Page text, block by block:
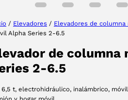
/ Elevadores / Elevadores de columna
Alpha Series 2-6.5
de columna
2-6.5
6,5 t, electrohidráulico, inalámbrico,